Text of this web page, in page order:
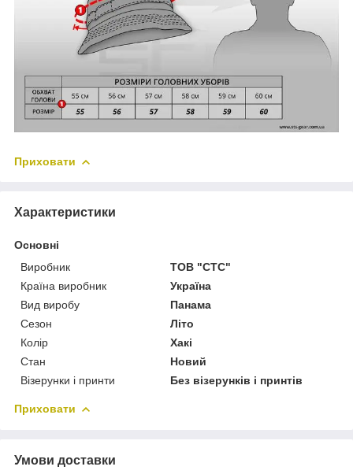
Приховати
Характеристики
Основні
Виробник
ТОВ "СТС"
Країна виробник
Україна
Вид виробу
Панама
Сезон
Літо
Колір
Хакі
Стан
Новий
Візерунки і принти
Без візерунків і принтів
Приховати
Умови доставки